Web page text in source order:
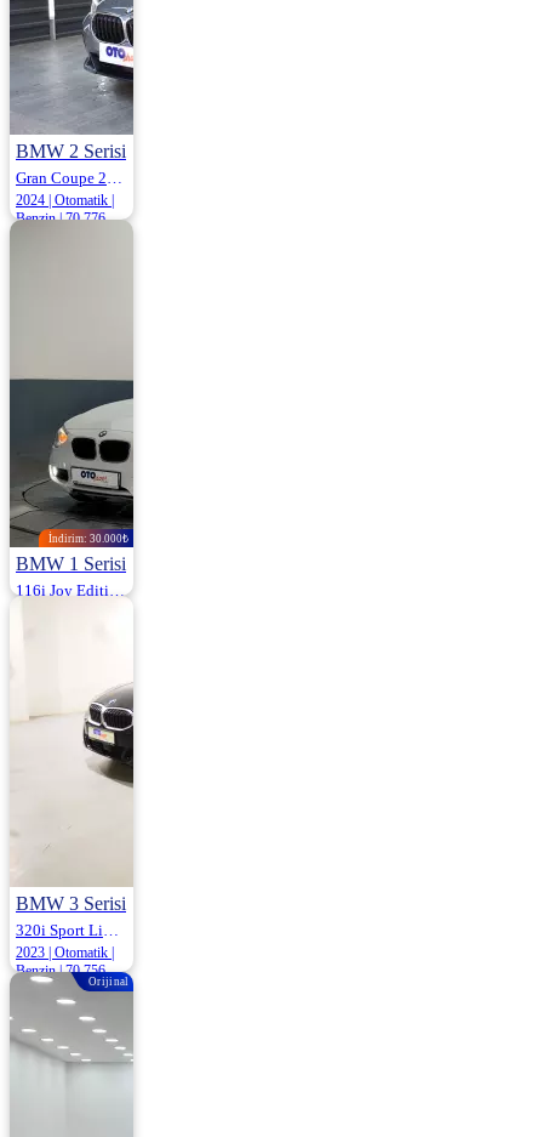
BMW 2 Serisi
2024 | Otomatik |
Benzin | 70.776
İndirim: 30.000₺
BMW 1 Serisi
1.090.000 ₺
BMW 3 Serisi
2023 | Otomatik |
Benzin | 70.756
Km
3.150.000
Orijinal